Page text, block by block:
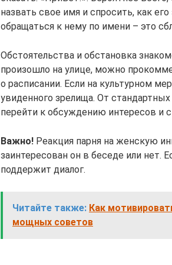
назвать свое имя и спросить, как
обращаться к нему по имени – это
Обстоятельства и обстановка
произошло на улице, можно
о расписании. Если на культурном
увиденного зрелища. От
перейти к обсуждению интересов и
Важно! Реакция парня на женскую
заинтересован он в беседе или нет.
поддержит диалог.
Читайте также: Как
мощных советов